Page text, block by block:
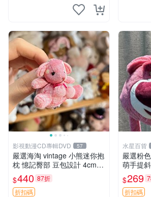
影視動漫CD專輯DVD 57
嚴選海淘 vintage 小熊迷你抱
枕 憶記臀部 豆包設計 4cm
高 推薦收藏 迷你豆包小熊、
高臀部、豆袋抱枕
$440 87折
折扣碼
水星百貨
嚴選粉
萌手提
佳容量
大容量
$269
折扣碼